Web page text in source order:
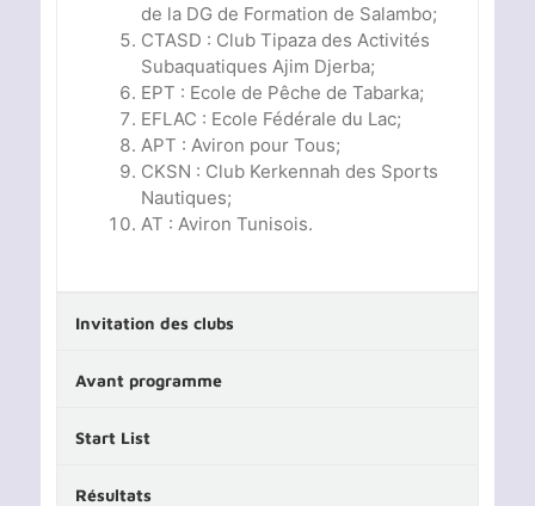
de la DG de Formation de Salambo;
CTASD : Club Tipaza des Activités
Subaquatiques Ajim Djerba;
EPT : Ecole de Pêche de Tabarka;
EFLAC : Ecole Fédérale du Lac;
APT : Aviron pour Tous;
CKSN : Club Kerkennah des Sports
Nautiques;
AT : Aviron Tunisois.
Invitation des clubs
Avant programme
Start List
Résultats